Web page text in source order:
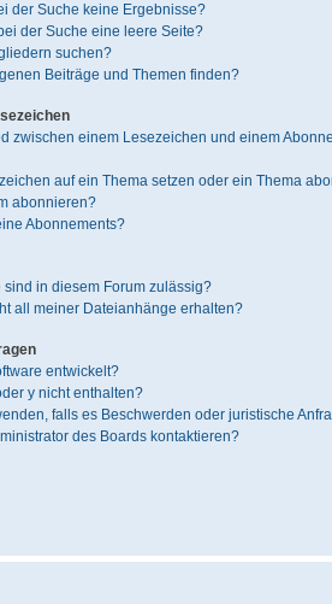
der Suche keine Ergebnisse?
der Suche eine leere Seite?
suchen?
Beiträge und Themen finden?
zwischen einem Lesezeichen und einem
auf ein Thema setzen oder ein Thema
abonnieren?
Abonnements?
in diesem Forum zulässig?
all meiner Dateianhänge erhalten?
entwickelt?
y nicht enthalten?
falls es Beschwerden oder juristische
des Boards kontaktieren?